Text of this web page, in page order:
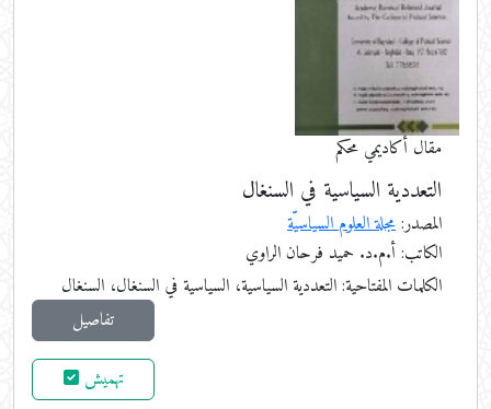
مقال أكاديمي محكم
التعددية السياسية في السنغال
المصدر:مجلة العلوم السياسيّة
الكاتب: أ.م.د. حميد فرحان الراوي
الكلمات المفتاحية:التعددية السياسية، السياسية في السنغال، السنغال
تفاصيل
تهميش